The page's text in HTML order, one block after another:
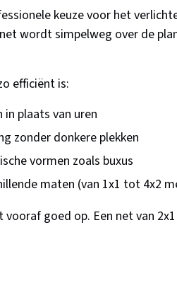
keuze voor het
wordt simpelweg over de
efficiënt is:
plaats van uren
zonder donkere plekken
vormen zoals buxus
maten (van 1x1 tot 4x2
goed op. Een net van